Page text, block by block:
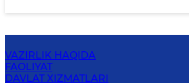
VAZIRLIK HAQIDA
FAOLIYAT
DAVLAT XIZMATLARI